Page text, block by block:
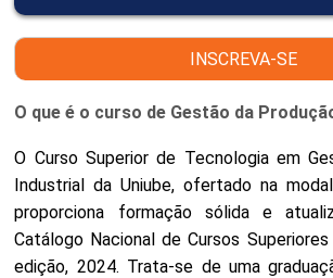
INSCREVA-SE
O que é o curso de Gestão da
O Curso Superior de Tecnologia em
Industrial da Uniube, ofertado na
proporciona formação sólida e
Catálogo Nacional de Cursos
edição, 2024. Trata-se de uma